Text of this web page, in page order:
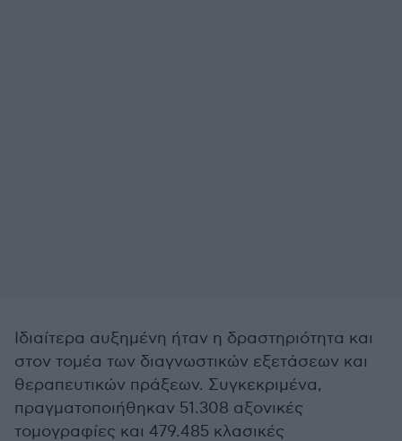
Ιδιαίτερα αυξημένη ήταν η δραστηριότητα και
στον τομέα των διαγνωστικών εξετάσεων και
θεραπευτικών πράξεων. Συγκεκριμένα,
πραγματοποιήθηκαν 51.308 αξονικές
τομογραφίες και 479.485 κλασικές